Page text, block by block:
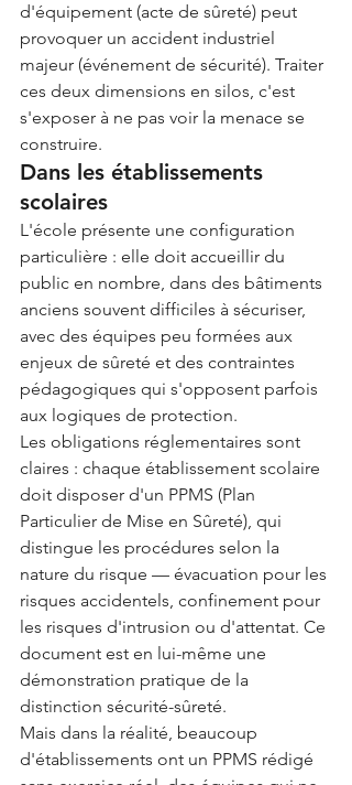
d'équipement (acte de sûreté) peut
provoquer un accident industriel
majeur (événement de sécurité). Traiter
ces deux dimensions en silos, c'est
s'exposer à ne pas voir la menace se
construire.
Dans les établissements
scolaires
L'école présente une configuration
particulière : elle doit accueillir du
public en nombre, dans des bâtiments
anciens souvent difficiles à sécuriser,
avec des équipes peu formées aux
enjeux de sûreté et des contraintes
pédagogiques qui s'opposent parfois
aux logiques de protection.
Les obligations réglementaires sont
claires : chaque établissement scolaire
doit disposer d'un PPMS (Plan
Particulier de Mise en Sûreté), qui
distingue les procédures selon la
nature du risque — évacuation pour les
risques accidentels, confinement pour
les risques d'intrusion ou d'attentat. Ce
document est en lui-même une
démonstration pratique de la
distinction sécurité-sûreté.
Mais dans la réalité, beaucoup
d'établissements ont un PPMS rédigé